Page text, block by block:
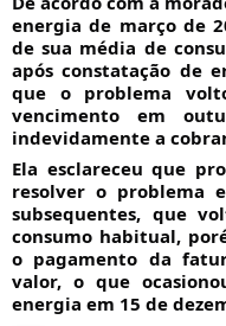
energia de março de
de sua média de
após constatação de
que o problema
vencimento em
indevidamente a
Ela esclareceu que
resolver o problema
subsequentes, que
consumo habitual,
o pagamento da
valor, o que
energia em 15 de